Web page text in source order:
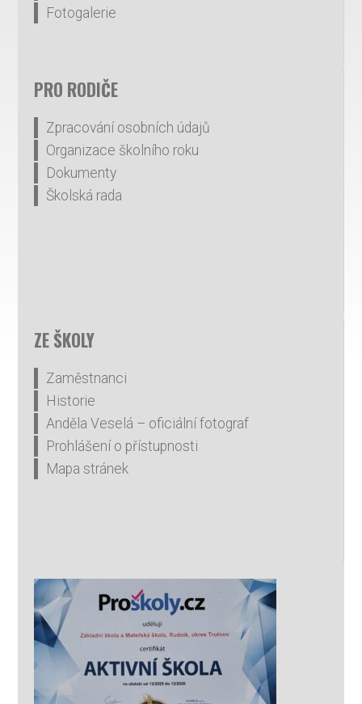
Fotogalerie
PRO RODIČE
Zpracování osobních údajů
Organizace školního roku
Dokumenty
Školská rada
ZE ŠKOLY
Zaměstnanci
Historie
Anděla Veselá – oficiální fotograf
Prohlášení o přístupnosti
Mapa stránek